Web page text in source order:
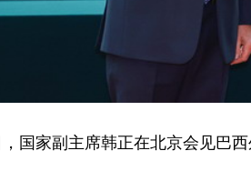
国家副主席韩正在北京会见巴西